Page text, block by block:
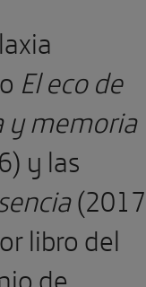
El eco de
y memoria
y las
libro del
de